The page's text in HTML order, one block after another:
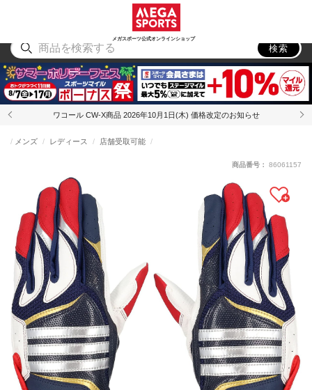
メガスポーツ公式オンラインショップ
アウトドア
検索
ワコール CW-X商品 2026年10月1日(木) 価格改定のお知らせ
メンズ レディース 店舗受取可能
商品番号： 86061157